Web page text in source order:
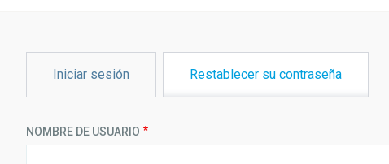
ayuda
a
la
PRINCIPALES
Iniciar sesión Restablecer su contraseña
NOMBRE DE USUARIO